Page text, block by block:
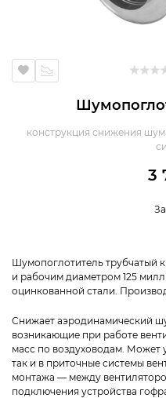
конструкция снижения
3
Шумопоглотитель трубчатый
и рабочим диаметром 125
оцинкованной стали.
Снижает аэродинамический
возникающие при работе
масс по воздуховодам. Может
так и в приточные системы
монтажа — между
подключения устройства